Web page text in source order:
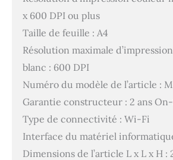
x 600 DPI ou plus
Taille de feuille : A4
Résolution maximale
blanc : 600 DPI
Numéro du modèle de l’article :
Garantie constructeur : 2 ans
Type de connectivité : Wi-Fi
Interface du matériel
Dimensions de l’article L x L x H :